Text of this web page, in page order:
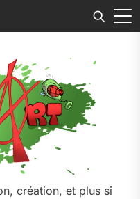
création, et plus si